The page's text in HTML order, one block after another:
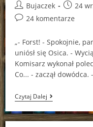
Post
author:
Bujaczek
Post24
Post24 komentarze
„- Forst! - Spokojnie,
uniósł się Osica. -
Komisarz wykonał
Co... - zaczął dowódca.
Czytaj DalejZemsta
Czy
Zwykłe
Morderstwa?